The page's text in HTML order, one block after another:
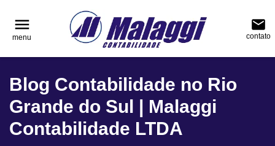
menu
menu
email
contato
Blog Contabilidade no Rio
Grande do Sul | Malaggi
Contabilidade LTDA
reply NAVEGAÇÃO
Blog
Contabilidade
Notícias
reply FALE CONOSCO
phone (51) 3751-0400
location_on
Rua Júlio de Castilhos, nº 983, salas 3 e 4
Encantado - Rio Grande do Sul